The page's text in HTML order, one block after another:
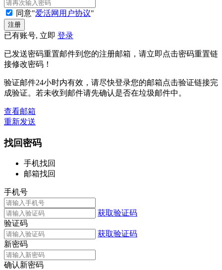
同意"爱活网用户协议"
已有账号, 立即 登录
已发送密码重置邮件到您的注册邮箱，请立即点击密码重置链
接修改密码！
验证邮件24小时内有效，请尽快登录您的邮箱点击验证链接完
成验证。若未收到邮件请先确认是否在垃圾邮件中。
查看邮箱
重新发送
找回密码
手机找回
邮箱找回
手机号
获取验证码
验证码
获取验证码
新密码
确认新密码